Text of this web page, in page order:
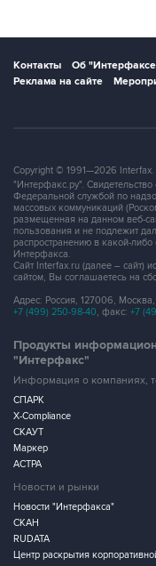
Контакты Об
Реклама на сайте
Copyright © 1991—2026
"Интерфакс.ру".
Федеральной службой по
массовых коммуникаций
размещенная на данном веб-
пользования и не подлежит
распространению в какой-
Интерфакса.
Сайт Interfax.ru (далее – сайт)
сайтом, Вы соглашаетесь на
Адрес: Россия, 127006, Москва,
+7 (499) 250-98-40, факс: +7
Продукты
"Интерфакс"
Информация о компаниях,
СПАРК
X-Compliance
СКАУТ
Маркер
АСТРА
Новости и рынки
Новости "Интерфакса"
СКАН
RUDATA
Центр раскрытия